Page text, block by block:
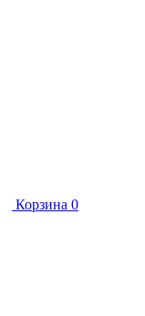
Корзина 0